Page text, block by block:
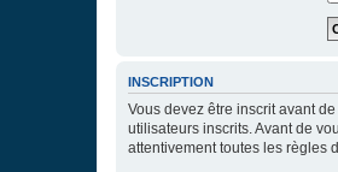
INSCRIPTION
Vous devez être inscrit avant
utilisateurs inscrits. Avant de
attentivement toutes les règles